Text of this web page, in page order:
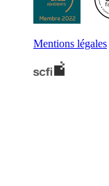
Mentions légales